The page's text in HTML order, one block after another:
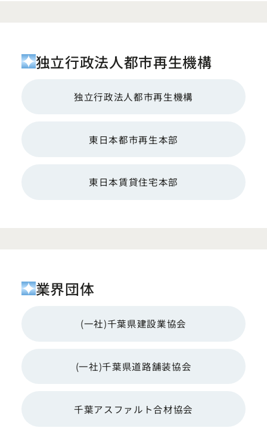
独立行政法人都市再生機構
独立行政法人都市再生機構
東日本都市再生本部
東日本賃貸住宅本部
業界団体
(一社)千葉県建設業協会
(一社)千葉県道路舗装協会
千葉アスファルト合材協会